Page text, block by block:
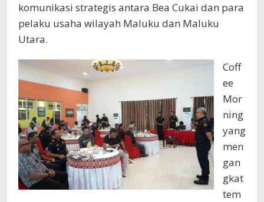
komunikasi strategis antara Bea Cukai dan para
pelaku usaha wilayah Maluku dan Maluku
Utara.
Coff
ee
Mor
ning
yang
men
gan
gkat
tem